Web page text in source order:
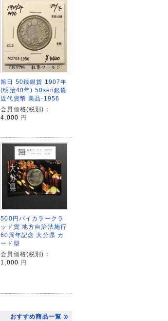
旭日 50銭銀貨 1907年
(明治40年) 50sen銀貨
近代貨幣 美品-1956
会員価格(税別)：
4,000 円
500円バイカラークラ
ッド貨 地方自治法施行
60周年記念 大分県 カ
ード型
会員価格(税別)：
1,000 円
おすすめ商品一覧